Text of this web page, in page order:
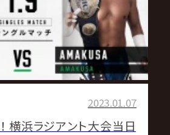
2023.01.07
横浜ラジアント大会当日